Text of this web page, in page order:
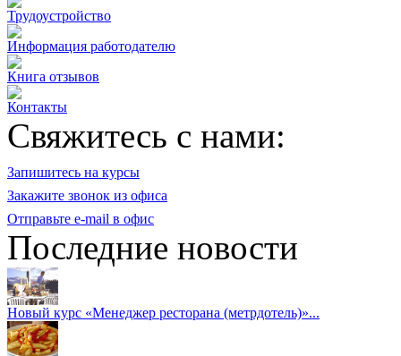
Трудоустройство
Информация работодателю
Книга отзывов
Контакты
Свяжитесь с нами:
Запишитесь на курсы
Закажите звонок из офиса
Отправьте e-mail в офис
Последние новости
Новый курс «Менеджер ресторана (метрдотель)»...